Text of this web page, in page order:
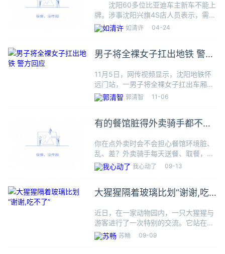
生人身
自由赔
神损害
万元。
澎湃新
沈阳60多位比亚迪车主新车不能上
牌。涉事沈阳兴旗4S店人员表示，需要
销售公司向第三方公司回款，才能赎回
车辆合格证，目前公司资金链断裂，导
如清许 04-24
男子将全裸女子扛出地铁 警方
11月5日，网传视频显示，沈阳地铁怀
远门站，一男子将全裸女子扛出车厢，
放至地板上，周围有地铁工作人员和围
观群众。沈阳公安局轨道交通管理分局
体情况正在处理中，女子疑有精
郭清智 11-06
有的餐馆脏得外卖骑手都不愿
你在点外卖时会不会担心餐馆环境脏、
乱、差？外卖骑手每天送餐、取餐，行
动几乎遍布城市的大街小巷，可以发现
有关部门日常工作人员发现不了的一手
场监督管理局不久前在全市开展外
我心动了 09-13
大猩猩隔着玻璃比划“谢谢,吃
近日，在一家动物园内，一只大猩猩与
游客进行了一次特别的交流。它站在玻
璃隔板的一侧，用前肢比划出了类似人
类的手势，仿佛在说“谢谢，我吃不
苏畅 09-09